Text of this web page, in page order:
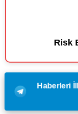
Risk
Haberleri